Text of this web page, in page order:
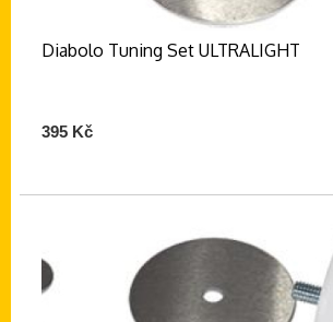
Diabolo Tuning Set ULTRALIGHT
395 Kč